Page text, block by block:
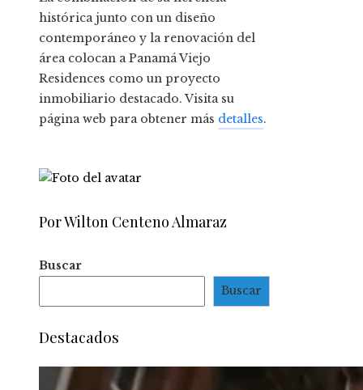
histórica junto con un diseño
contemporáneo y la renovación del
área colocan a Panamá Viejo
Residences como un proyecto
inmobiliario destacado. Visita su
página web para obtener más detalles.
Por Wilton Centeno Almaraz
Buscar
Buscar
Destacados